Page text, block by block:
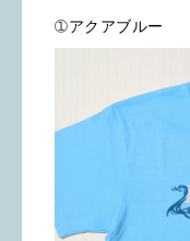
➀アクアブルー